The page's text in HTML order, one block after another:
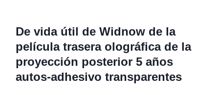
De vida útil de Widnow de la
película trasera olográfica de la
proyección posterior 5 años
autos-adhesivo transparentes